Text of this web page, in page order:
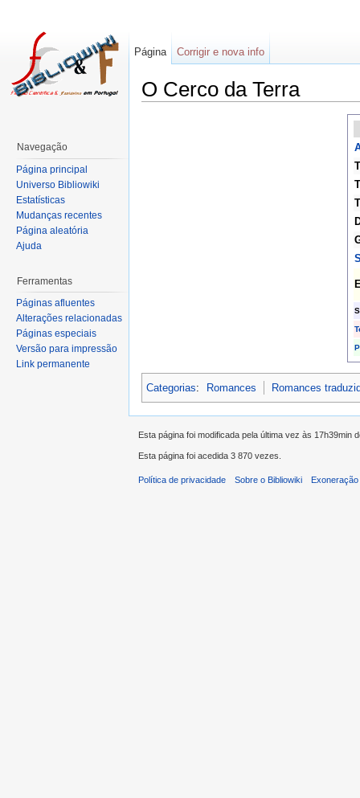
O Cerco da Terra
Categorias: Romances Romances
Página Corrigir e nova info
Navegação
Página principal
Universo Bibliowiki
Estatísticas
Mudanças recentes
Página aleatória
Ajuda
Ferramentas
Páginas afluentes
Alterações relacionadas
Páginas especiais
Versão para impressão
Link permanente
Esta página foi modificada pela última vez às 17h39min
Esta página foi acedida 3 870 vezes.
Política de privacidade Sobre o Bibliowiki